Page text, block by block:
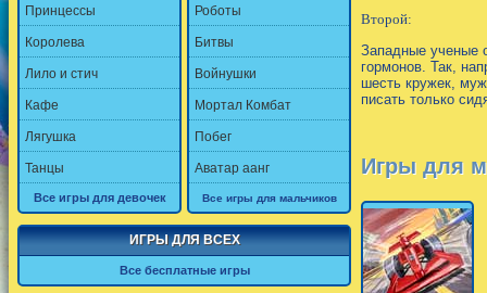
Принцессы
Королева
Лило и стич
Кафе
Лягушка
Танцы
Все игры для девочек
Роботы
Битвы
Войнушки
Мортал Комбат
Побег
Аватар аанг
Все игры для мальчиков
ИГРЫ ДЛЯ ВСЕХ
Все бесплатные игры
Второй:
Западные ученые
гормонов. Так,
шесть кружек,
писать только
Игры для